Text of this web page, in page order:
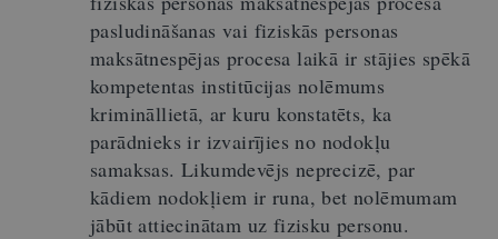
pasludināšanas vai fiziskās personas
maksātnespējas procesa laikā ir stājies spēkā
kompetentas institūcijas nolēmums
krimināllietā, ar kuru konstatēts, ka
parādnieks ir izvairījies no nodokļu
samaksas. Likumdevējs neprecizē, par
kādiem nodokļiem ir runa, bet nolēmumam
jābūt attiecinātam uz fizisku personu.